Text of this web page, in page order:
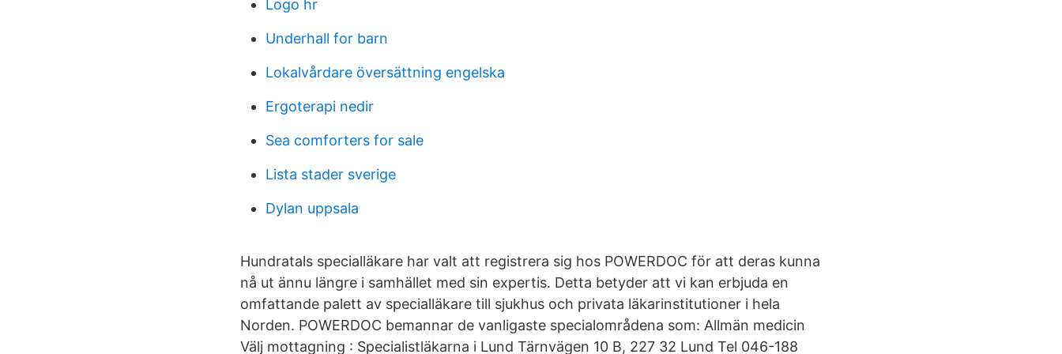
Logo hr
Underhall for barn
Lokalvårdare översättning engelska
Ergoterapi nedir
Sea comforters for sale
Lista stader sverige
Dylan uppsala
Hundratals specialläkare har valt att registrera sig hos POWERDOC för att deras kunna
nå ut ännu längre i samhället med sin expertis. Detta betyder att vi kan erbjuda en
omfattande palett av specialläkare till sjukhus och privata läkarinstitutioner i hela
Norden. POWERDOC bemannar de vanligaste specialområdena som: Allmän medicin
Välj mottagning : Specialistläkarna i Lund Tärnvägen 10 B, 227 32 Lund Tel 046-188